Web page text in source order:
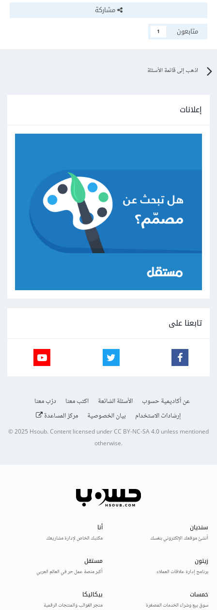
مشاركة
متابعون
1
اذهب إلى قائمة الأسئلة
إعلانات
تابعنا على
عن أكاديمية حسوب الأسئلة الشائعة اكتب معنا
درّب معنا
إرشادات الاستخدام
بيان الخصوصية مركز المساعدة
© 2025Hsoub.Content licensed underCC BY-NC-SA 4.0unless mentioned
otherwise.